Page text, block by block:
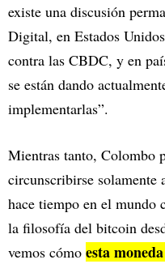
existe una discusión
Digital, en Estados
contra las CBDC, y en
se están dando
implementarlas”.
Mientras tanto, Colombo
circunscribirse solamente
hace tiempo en el mundo
la filosofía del bitcoin
vemos cómo esta